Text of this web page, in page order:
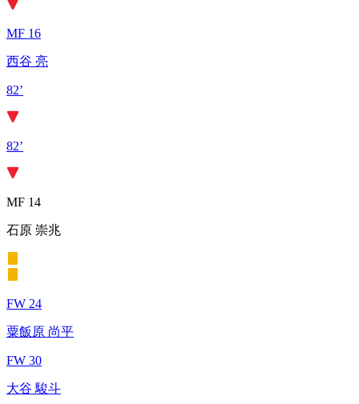
MF 16
西谷 亮
82’
82’
MF 14
石原 崇兆
FW 24
粟飯原 尚平
FW 30
大谷 駿斗